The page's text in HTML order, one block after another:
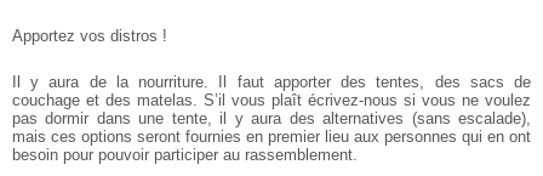
Apportez vos distros !
Il y aura de la nourriture. Il faut apporter des tentes, des sacs de
couchage et des matelas. S’il vous plaît écrivez-nous si vous ne voulez
pas dormir dans une tente, il y aura des alternatives (sans escalade),
mais ces options seront fournies en premier lieu aux personnes qui en ont
besoin pour pouvoir participer au rassemblement.